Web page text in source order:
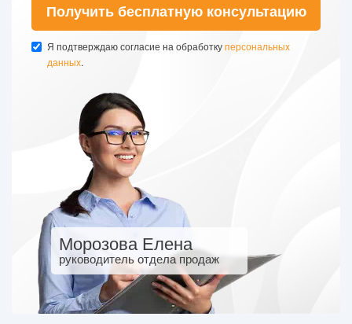
Получить бесплатную консультацию
Я подтверждаю согласие на обработкуперсональных
данных.
Морозова Елена
руководитель отдела продаж